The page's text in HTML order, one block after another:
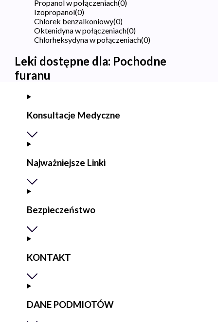
Propanol w połączeniach(0)
Izopropanol(0)
Chlorek benzalkoniowy(0)
Oktenidyna w połączeniach(0)
Chlorheksydyna w połączeniach(0)
Leki dostępne dla: Pochodne
furanu
Konsultacje Medyczne
Najważniejsze Linki
Bezpieczeństwo
KONTAKT
DANE PODMIOTÓW